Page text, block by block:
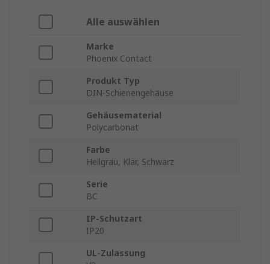
Alle auswählen
Marke
Phoenix Contact
Produkt Typ
DIN-Schienengehäuse
Gehäusematerial
Polycarbonat
Farbe
Hellgrau, Klar, Schwarz
Serie
BC
IP-Schutzart
IP20
UL-Zulassung